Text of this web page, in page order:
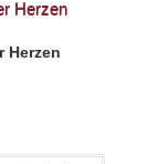
Herzen